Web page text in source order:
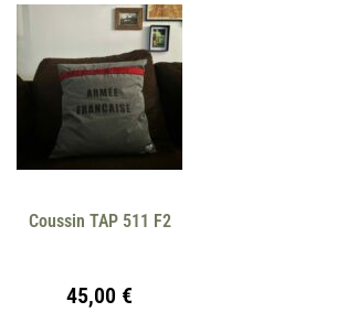
Coussin TAP 511 F2
45,00 €